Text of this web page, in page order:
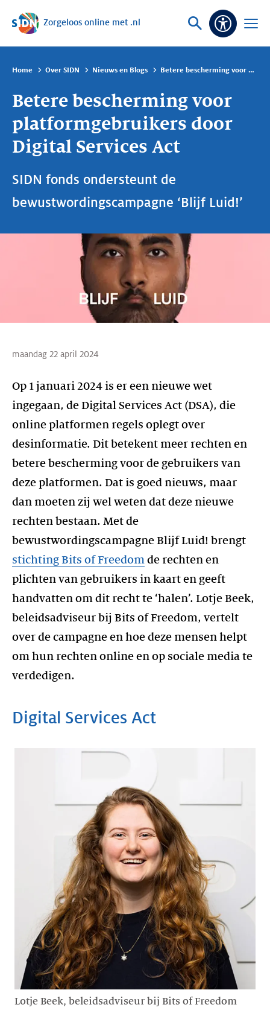
Sla navigatie over
Zorgeloos online met .nl
Vraag
Open
Home Over SIDN Nieuws en Blogs Betere bescherming voor platformgebruikers door Digital Services Act
Betere bescherming voor
platformgebruikers door
Digital Services Act
SIDN fonds ondersteunt de
bewustwordingscampagne ‘Blijf Luid!’
maandag 22 april 2024
Op 1 januari 2024 is er een nieuwe wet
ingegaan, de Digital Services Act (DSA), die
online platformen regels oplegt over
desinformatie. Dit betekent meer rechten en
betere bescherming voor de gebruikers van
deze platformen. Dat is goed nieuws, maar
dan moeten zij wel weten dat deze nieuwe
rechten bestaan. Met de
bewustwordingscampagne Blijf Luid! brengt
stichting Bits of Freedom de rechten en
plichten van gebruikers in kaart en geeft
handvatten om dit recht te ‘halen’. Lotje Beek,
beleidsadviseur bij Bits of Freedom, vertelt
over de campagne en hoe deze mensen helpt
om hun rechten online en op sociale media te
verdedigen.
Digital Services Act
Lotje Beek, beleidsadviseur bij Bits of Freedom